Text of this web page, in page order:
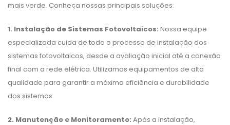
mais verde. Conheça nossas principais soluções:
1. Instalação de Sistemas Fotovoltaicos: Nossa equipe
especializada cuida de todo o processo de instalação dos
sistemas fotovoltaicos, desde a avaliação inicial até a conexão
final com a rede elétrica. Utilizamos equipamentos de alta
qualidade para garantir a máxima eficiência e durabilidade
dos sistemas.
2. Manutenção e Monitoramento: Após a instalação,